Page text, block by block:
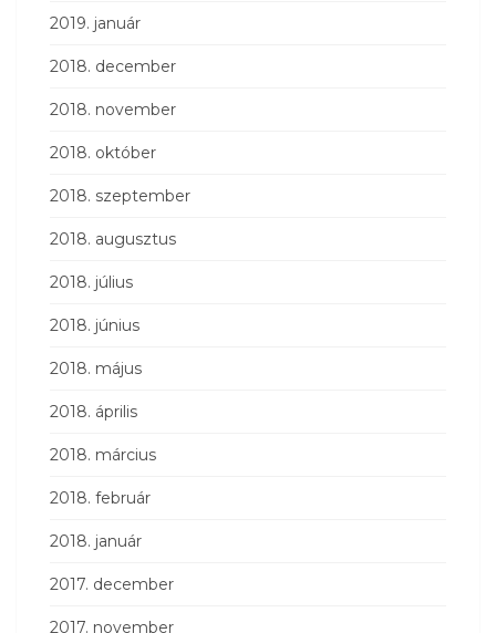
2019. január
2018. december
2018. november
2018. október
2018. szeptember
2018. augusztus
2018. július
2018. június
2018. május
2018. április
2018. március
2018. február
2018. január
2017. december
2017. november